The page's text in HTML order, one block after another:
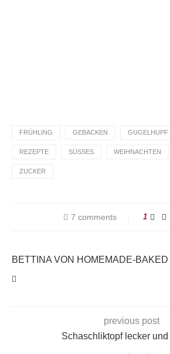
FRÜHLING GEBACKEN GUGELHUPF
REZEPTE SÜSSES WEIHNACHTEN
ZUCKER
7 comments 1
BETTINA VON HOMEMADE-BAKED
previous post
Schaschliktopf lecker